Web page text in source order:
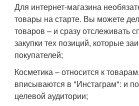
Для интернет-магазина
товары на старте. Вы можете
товаров – и сразу отслеживать
закупки тех позиций, которые
покупателей;
Косметика – относится к
вписываются в "Инстаграм": и
целевой аудитории;